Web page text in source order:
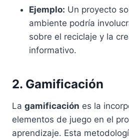
Ejemplo: Un proyecto
ambiente podría
sobre el reciclaje y la
informativo.
2. Gamificación
La gamificación es la
elementos de juego en el
aprendizaje. Esta